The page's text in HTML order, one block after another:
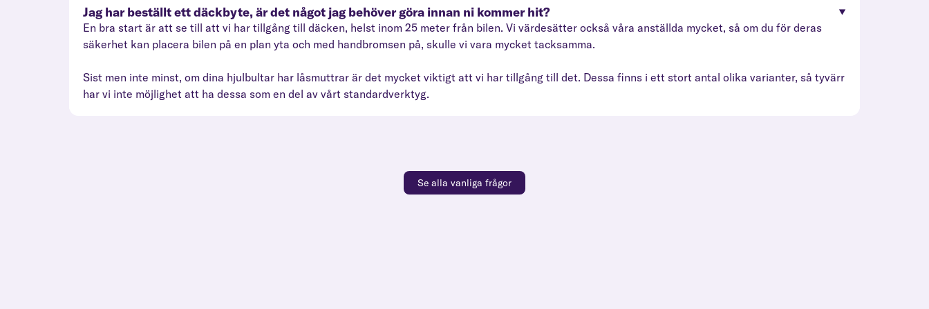
Jag har beställt ett däckbyte, är det något jag behöver göra innan ni kommer hit?
En bra start är att se till att vi har tillgång till däcken, helst inom 25 meter från bilen. Vi värdesätter också våra anställda mycket, så om du för deras
säkerhet kan placera bilen på en plan yta och med handbromsen på, skulle vi vara mycket tacksamma.
Sist men inte minst, om dina hjulbultar har låsmuttrar är det mycket viktigt att vi har tillgång till det. Dessa finns i ett stort antal olika varianter, så tyvärr
har vi inte möjlighet att ha dessa som en del av vårt standardverktyg.
Se alla vanliga frågor